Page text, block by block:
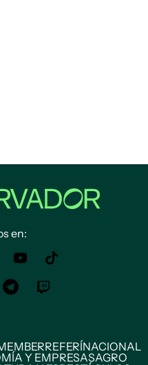
en:
REFERÍNACIONAL
Y EMPRESASAGRO